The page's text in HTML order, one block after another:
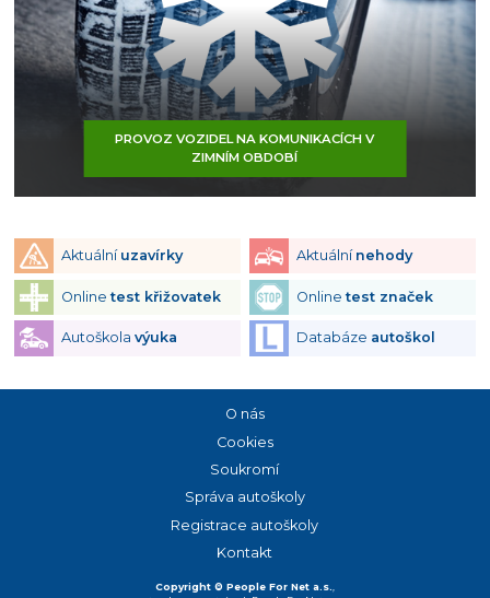
PROVOZ VOZIDEL NA KOMUNIKACÍCH V
ZIMNÍM OBDOBÍ
Aktuální uzavírky Aktuální nehody
Onlinetest křižovatek Onlinetest značek
Autoškola výuka Databáze autoškol
Copyright © People For Net a.s.,
O nás
Cookies
Soukromí
Správa autoškoly
Registrace autoškoly
Kontakt